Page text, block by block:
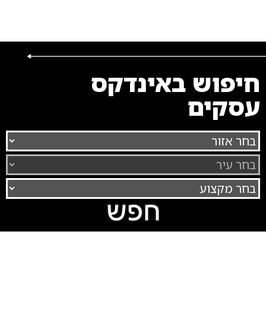
חיפוש באינדקס
עסקים